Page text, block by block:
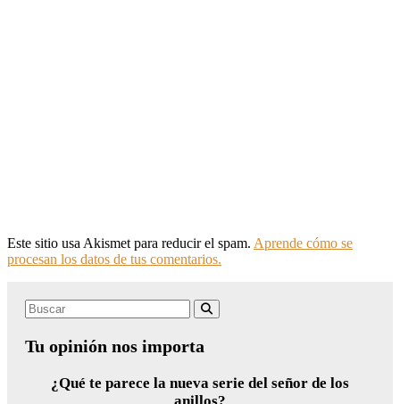
Este sitio usa Akismet para reducir el spam. Aprende cómo se
procesan los datos de tus comentarios.
Search
Tu opinión nos importa
¿Qué te parece la nueva serie del señor de los